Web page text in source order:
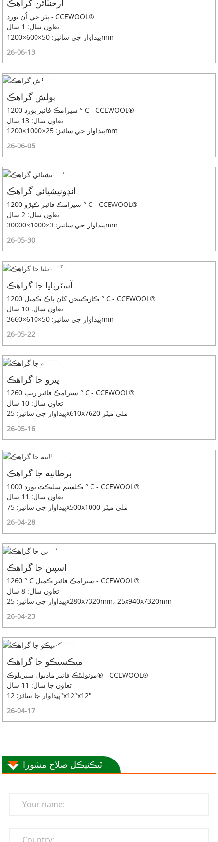
ارجنٽائن گراهڪ
پٿر جي اُن بورڊ - CCEWOOL®
تعاون سال: 1 سال
پيداوار جي سائيز: 50×600×1200mm
26-06-13
پولش گراهڪ
سيرامڪ فائبر بورڊ 1200 ° C - CCEWOOL®
تعاون سال: 13 سال
پيداوار جي سائيز: 25×1000×1200mm
26-06-05
انڊونيشيائي گراهڪ
سيرامڪ فائبر ڪپڙو 1200 ° C - CCEWOOL®
تعاون سال: 2 سال
پيداوار جي سائيز: 3×1000×30000mm
26-05-30
آسٽريليا جا گراهڪ
ڪارڪينجن کان پاڪ ڪمبل 1200 ° C - CCEWOOL®
تعاون سال: 10 سال
پيداوار جي سائيز: 50×610×3660mm
26-05-22
پيرو جا گراهڪ
سيرامڪ فائبر ريپ 1260 ° C - CCEWOOL®
تعاون سال: 10 سال
پيداوار جي سائيز: 25x610x7620 ملي ميٽر
26-05-16
برطانيه جا گراهڪ
ڪلسيم سليڪٽ بورڊ 1000 ° C - CCEWOOL®
تعاون سال: 11 سال
پيداوار جي سائيز: 75x500x1000 ملي ميٽر
26-04-28
اسپين جا گراهڪ
1260 ° C سيرامڪ فائبر ڪمبل - CCEWOOL®
تعاون سال: 8 سال
پيداوار جي سائيز: 25x280x7320mm، 25x940x7320mm
26-04-23
ميڪسيڪو جا گراهڪ
مونوليٿڪ فائبر ماڊيول سپربلوڪ® - CCEWOOL®
تعاون جا سال: 11 سال
پيداوار جا سائز: 12"x12"x12"
26-04-17
ٽيڪنيڪل صلاح مشورا